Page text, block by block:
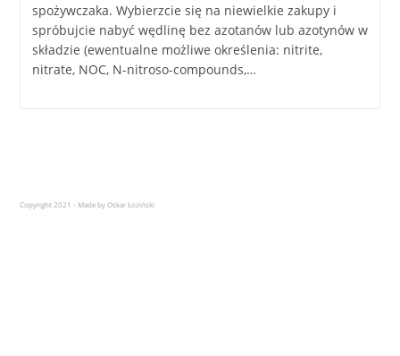
spożywczaka. Wybierzcie się na niewielkie zakupy i
spróbujcie nabyć wędlinę bez azotanów lub azotynów w
składzie (ewentualne możliwe określenia: nitrite,
nitrate, NOC, N-nitroso-compounds,…
Copyright 2021 - Made by Oskar Łoziński